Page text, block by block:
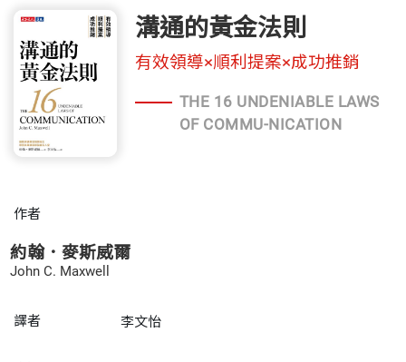
溝通的黃金法則
有效領導×順利提案×成功推銷
THE 16 UNDENIABLE LAWS
OF COMMU-NICATION
作者
約翰．麥斯威爾
John C. Maxwell
譯者 李文怡